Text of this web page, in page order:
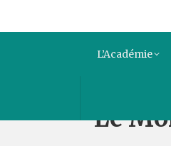
L’Académie
Le